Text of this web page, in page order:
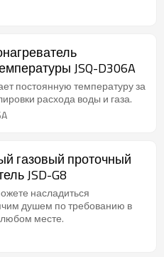
JSQ-D306A
постоянную температуру за
расхода воды и газа.
газовый проточный
JSD-G8
насладиться
душем по требованию в
месте.